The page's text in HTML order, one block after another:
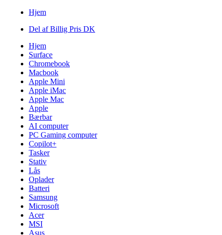
Hjem
Del af Billig Pris DK
Hjem
Surface
Chromebook
Macbook
Apple Mini
Apple iMac
Apple Mac
Apple
Bærbar
AI computer
PC Gaming computer
Copilot+
Tasker
Stativ
Lås
Oplader
Batteri
Samsung
Microsoft
Acer
MSI
Asus